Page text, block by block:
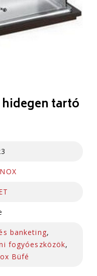
hidegen tartó
banketing,
fogyóeszközök,
Büfé